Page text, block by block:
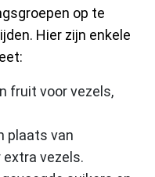
op te
Hier zijn enkele
fruit voor vezels,
plaats van
vezels.